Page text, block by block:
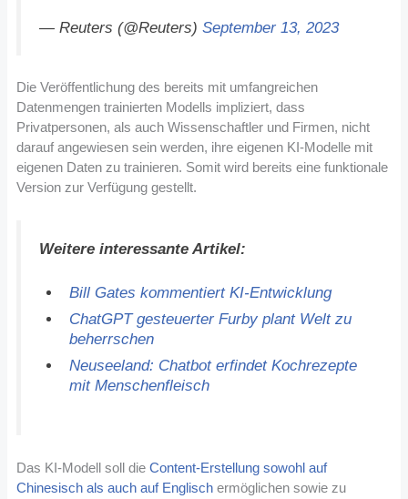
— Reuters (@Reuters)September 13, 2023
Die Veröffentlichung des bereits mit umfangreichen
Datenmengen trainierten Modells impliziert, dass
Privatpersonen, als auch Wissenschaftler und Firmen, nicht
darauf angewiesen sein werden, ihre eigenen KI-Modelle mit
eigenen Daten zu trainieren. Somit wird bereits eine funktionale
Version zur Verfügung gestellt.
Weitere interessante Artikel:
Bill Gates kommentiert KI-Entwicklung
ChatGPT gesteuerter Furby plant Welt zu
beherrschen
Neuseeland: Chatbot erfindet Kochrezepte
mit Menschenfleisch
Das KI-Modell soll dieContent-Erstellung sowohl auf
Chinesisch als auch auf Englisch ermöglichen sowie zu